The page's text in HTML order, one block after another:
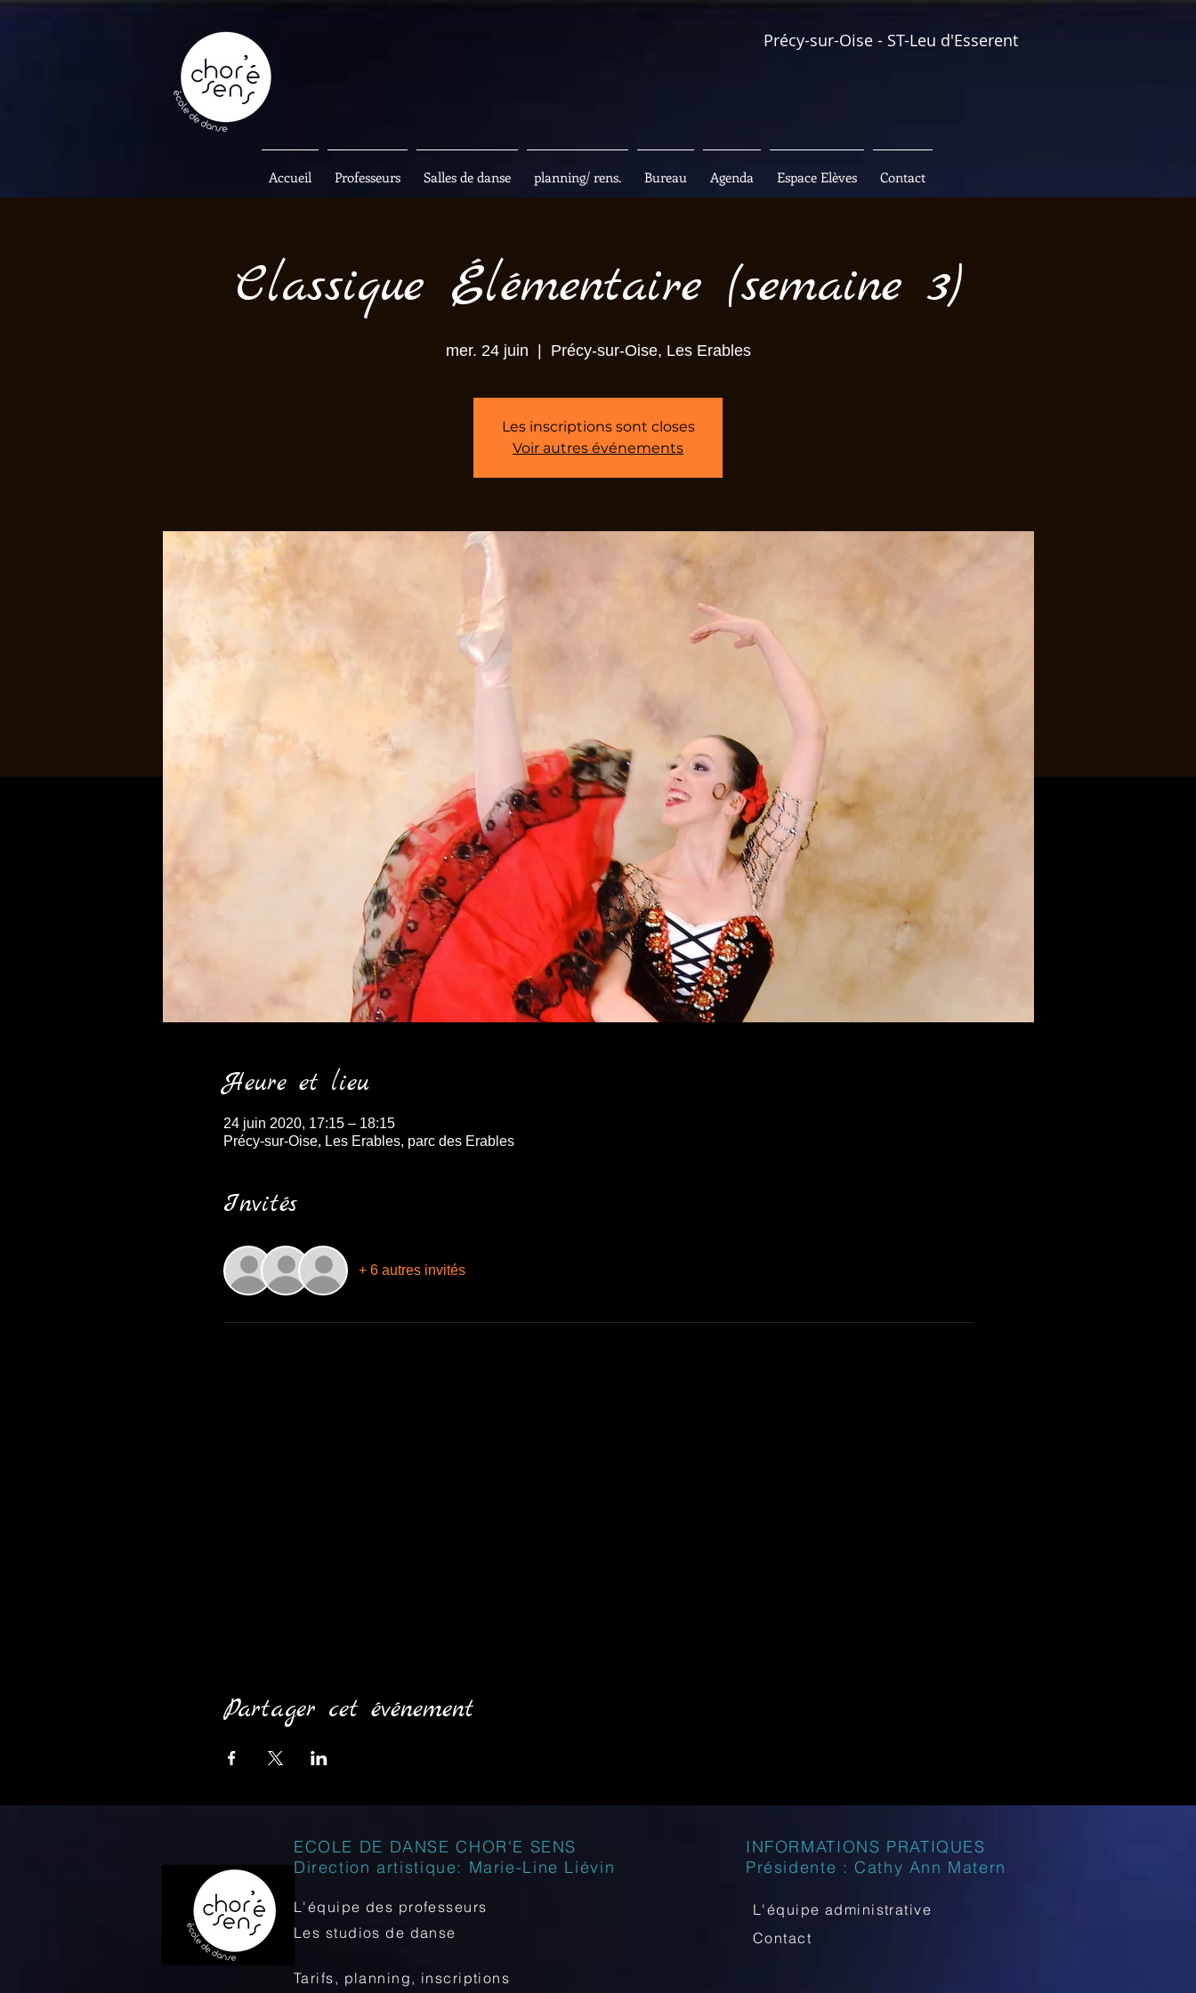
Précy-sur-Oise - ST-Leu d'Esserent
Accueil Professeurs Salles de danse planning/ rens. Bureau Agenda Espace Elèves Contact
Classique Élémentaire (semaine 3)
mer. 24 juin Précy-sur-Oise, Les Erables
Les inscriptions sont closes
Voir autres événements
Heure et lieu
24 juin 2020, 17:15 – 18:15
Précy-sur-Oise, Les Erables, parc des Erables
Invités
+ 6 autres invités
Partager cet événement
ECOLE DE DANSE CHOR'E SENS
Direction artistique: Marie-Line Liévin
L'équipe des professeurs
Les studios de danse
INFORMATIONS PRATIQUES
Présidente : Cathy Ann Matern
L'équipe administrative
Contact
Tarifs, planning, inscriptions